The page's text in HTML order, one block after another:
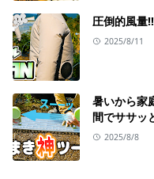
圧倒的風量
2025/8/11
暑いから家
間でササッ
2025/8/8